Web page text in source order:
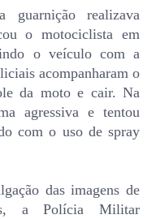
realizava
o motociclista em
o veículo com a
acompanharam o
da moto e cair. Na
agressiva e tentou
com o uso de spray
das imagens de
a Polícia Militar